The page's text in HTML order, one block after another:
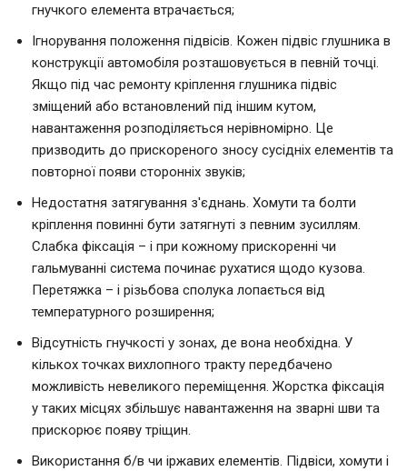
гнучкого елемента втрачається;
Ігнорування положення підвісів. Кожен підвіс глушника в
конструкції автомобіля розташовується в певній точці.
Якщо під час ремонту кріплення глушника підвіс
зміщений або встановлений під іншим кутом,
навантаження розподіляється нерівномірно. Це
призводить до прискореного зносу сусідніх елементів та
повторної появи сторонніх звуків;
Недостатня затягування з'єднань. Хомути та болти
кріплення повинні бути затягнуті з певним зусиллям.
Слабка фіксація – і при кожному прискоренні чи
гальмуванні система починає рухатися щодо кузова.
Перетяжка – і різьбова сполука лопається від
температурного розширення;
Відсутність гнучкості у зонах, де вона необхідна. У
кількох точках вихлопного тракту передбачено
можливість невеликого переміщення. Жорстка фіксація
у таких місцях збільшує навантаження на зварні шви та
прискорює появу тріщин.
Використання б/в чи іржавих елементів. Підвіси, хомути і